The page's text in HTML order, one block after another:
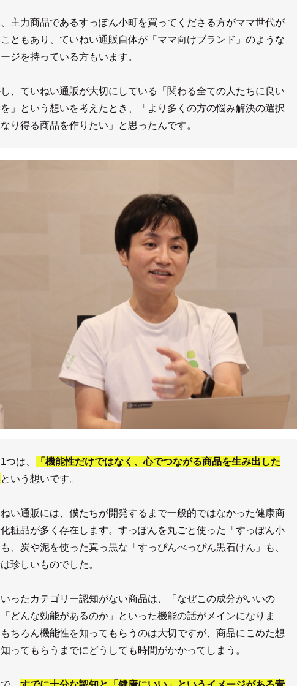
主力商品であるすっぽん小町を買ってくださる方がママ世代が
ともあり、ていねい通販自体が「ママ向けブランド」のような
ジを持っている方もいます。
し、ていねい通販が大切にしている「関わる全ての人たちに良い
」という想いを考えたとき、「より多くの方の悩み解決の選択
り得る商品を作りたい」と思ったんです。
つは、
「機能性だけではなく、心でつながる商品を生み出した
という想いです。
い通販には、僕たちが開発するまで一般的ではなかった健康商
粧品が多く存在します。すっぽんを丸ごと使った「すっぽん小
、炭や泥を使った真っ黒な「すっぴんべっぴん黒石けん」も、
珍しいものでした。
ったカテゴリー認知がない商品は、「なぜこの成分がいいの
どんな効能があるのか」といった機能の話がメインになりま
ちろん機能性を知ってもらうのは大切ですが、商品にこめた想
ってもらうまでにどうしても時間がかかってしまう。